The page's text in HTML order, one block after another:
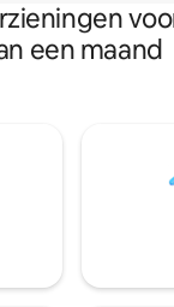
een maand